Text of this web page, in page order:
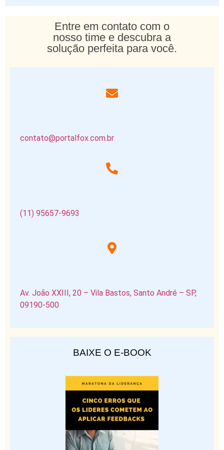
Entre em contato com o
nosso time e descubra a
solução perfeita para você.
contato@portalfox.com.br
(11) 95657-9693
Av. João XXIII, 20 – Vila Bastos, Santo André – SP,
09190-500
BAIXE O E-BOOK